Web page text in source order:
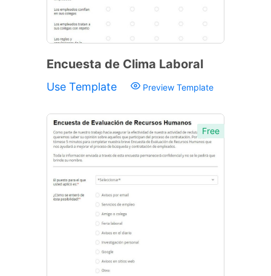
Encuesta de Clima Laboral
Use Template Preview Template
Free